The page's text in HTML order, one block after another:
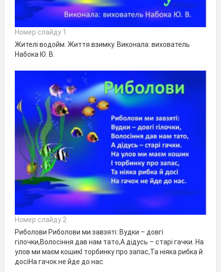
Номер слайду 1
Жителі водойм. Життя взимку. Виконала: вихователь
Набока Ю. В.
Номер слайду 2
Риболови Риболови ми завзяті: Вудки – довгі
гілочки,Волосіння дав нам тато,А дідусь – старі гачки. На
улов ми маєм кошикІ торбинку про запас,Та ніяка рибка й
досіНа гачок не йде до нас.